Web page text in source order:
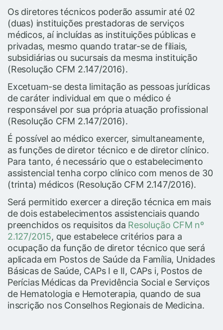
Os diretores técnicos poderão assumir até 02
(duas) instituições prestadoras de serviços
médicos, aí incluídas as instituições públicas e
privadas, mesmo quando tratar-se de filiais,
subsidiárias ou sucursais da mesma instituição
(Resolução CFM 2.147/2016).
Excetuam-se desta limitação as pessoas jurídicas
de caráter individual em que o médico é
responsável por sua própria atuação profissional
(Resolução CFM 2.147/2016).
É possível ao médico exercer, simultaneamente,
as funções de diretor técnico e de diretor clínico.
Para tanto, é necessário que o estabelecimento
assistencial tenha corpo clínico com menos de 30
(trinta) médicos (Resolução CFM 2.147/2016).
Será permitido exercer a direção técnica em mais
de dois estabelecimentos assistenciais quando
preenchidos os requisitos da Resolução CFM nº
2.127/2015, que estabelece critérios para a
ocupação da função de diretor técnico que será
aplicada em Postos de Saúde da Família, Unidades
Básicas de Saúde, CAPs I e II, CAPs i, Postos de
Perícias Médicas da Previdência Social e Serviços
de Hematologia e Hemoterapia, quando de sua
inscrição nos Conselhos Regionais de Medicina.